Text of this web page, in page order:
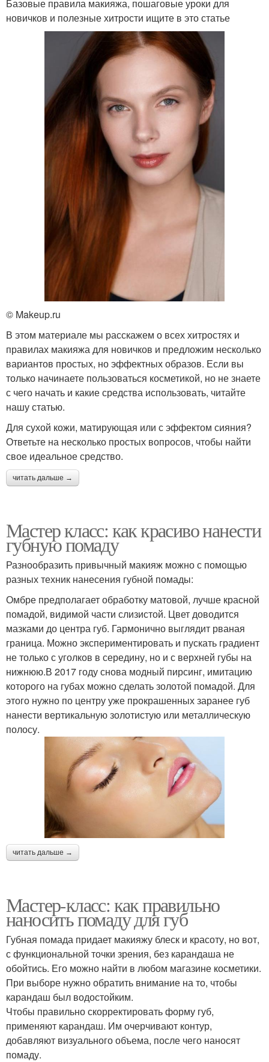
Базовые правила макияжа, пошаговые уроки для
новичков и полезные хитрости ищите в это статье
© Makeup.ru
В этом материале мы расскажем о всех хитростях и
правилах макияжа для новичков и предложим несколько
вариантов простых, но эффектных образов. Если вы
только начинаете пользоваться косметикой, но не знаете
с чего начать и какие средства использовать, читайте
нашу статью.
Для сухой кожи, матирующая или с эффектом сияния?
Ответьте на несколько простых вопросов, чтобы найти
свое идеальное средство.
читать дальше →
Мастер класс: как красиво нанести
губную помаду
Разнообразить привычный макияж можно с помощью
разных техник нанесения губной помады:
Омбре предполагает обработку матовой, лучше красной
помадой, видимой части слизистой. Цвет доводится
мазками до центра губ. Гармонично выглядит рваная
граница. Можно экспериментировать и пускать градиент
не только с уголков в середину, но и с верхней губы на
нижнюю.В 2017 году снова модный пирсинг, имитацию
которого на губах можно сделать золотой помадой. Для
этого нужно по центру уже прокрашенных заранее губ
нанести вертикальную золотистую или металлическую
полосу.
читать дальше →
Мастер-класс: как правильно
наносить помаду для губ
Губная помада придает макияжу блеск и красоту, но вот,
с функциональной точки зрения, без карандаша не
обойтись. Его можно найти в любом магазине косметики.
При выборе нужно обратить внимание на то, чтобы
карандаш был водостойким.
Чтобы правильно скорректировать форму губ,
применяют карандаш. Им очерчивают контур,
добавляют визуального объема, после чего наносят
помаду.